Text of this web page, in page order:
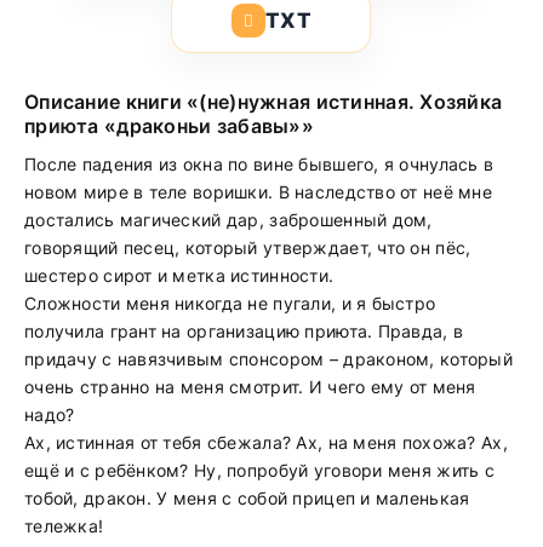
TXT
Описание книги «(не)нужная истинная. Хозяйка
приюта «драконьи забавы»»
После падения из окна по вине бывшего, я очнулась в
новом мире в теле воришки. В наследство от неё мне
достались магический дар, заброшенный дом,
говорящий песец, который утверждает, что он пёс,
шестеро сирот и метка истинности.
Сложности меня никогда не пугали, и я быстро
получила грант на организацию приюта. Правда, в
придачу с навязчивым спонсором – драконом, который
очень странно на меня смотрит. И чего ему от меня
надо?
Ах, истинная от тебя сбежала? Ах, на меня похожа? Ах,
ещё и с ребёнком? Ну, попробуй уговори меня жить с
тобой, дракон. У меня с собой прицеп и маленькая
тележка!